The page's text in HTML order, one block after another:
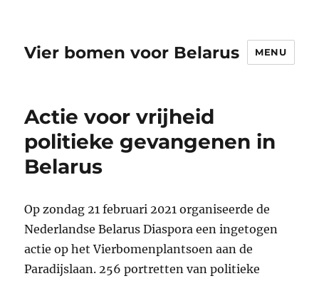
Vier bomen voor Belarus MENU
Actie voor vrijheid
politieke gevangenen in
Belarus
Op zondag 21 februari 2021 organiseerde de
Nederlandse Belarus Diaspora een ingetogen
actie op het Vierbomenplantsoen aan de
Paradijslaan. 256 portretten van politieke